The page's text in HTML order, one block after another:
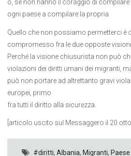
o, se non hanno il coraggio di
ogni paese a compilare la propria.
Quello che non possiamo permetterci è
compromesso fra le due opposte
Perché la visione chiusurista non può
violazioni dei diritti umani dei migranti,
può non portare ad altrettanto gravi
europei, primo
fra tutti il diritto alla sicurezza.
[articolo uscito sul Messaggero il 20
#diritti, Albania, Migranti, Paese